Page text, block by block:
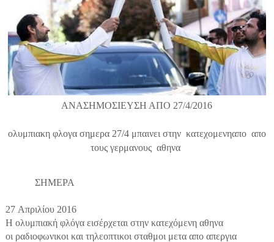
ΑΝΑΣΗΜΟΣΙΕΥΣΗ ΑΠΟ 27/4/2016
ολυμπιακη φλογα σημερα 27/4 μπαινει στην κατεχομενηαπο απο
τους γερμανους αθηνα
ΣΗΜΕΡΑ
27 Απριλίου 2016
Η ολυμπιακή φλόγα εισέρχεται στην κατεχόμενη αθηνα
οι ραδιοφωνικοι και τηλεοπτικοι σταθμοι μετα απο απεργια